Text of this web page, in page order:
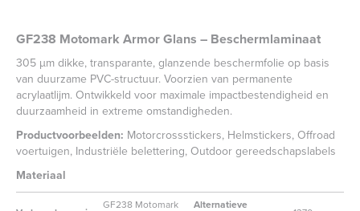
GF238 Motomark Armor Glans – Beschermlaminaat
305 µm dikke, transparante, glanzende beschermfolie op basis
van duurzame PVC-structuur. Voorzien van permanente
acrylaatlijm. Ontwikkeld voor maximale impactbestendigheid en
duurzaamheid in extreme omstandigheden.
Productvoorbeelden: Motorcrossstickers, Helmstickers, Offroad
voertuigen, Industriële belettering, Outdoor gereedschapslabels
Materiaal
GF238 Motomark Alternatieve